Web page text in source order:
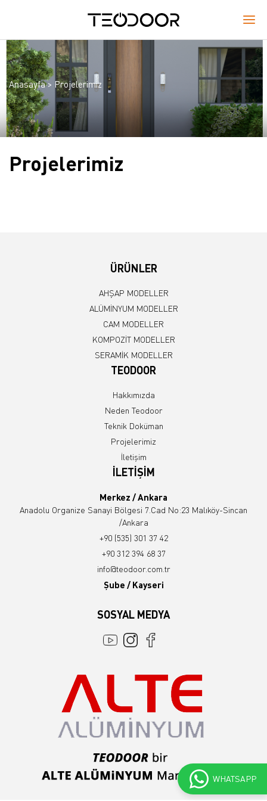
Anasayfa Projelerimiz
Projelerimiz
ÜRÜNLER
AHŞAP MODELLER
ALÜMİNYUM MODELLER
CAM MODELLER
KOMPOZİT MODELLER
SERAMİK MODELLER
TEODOOR
Hakkımızda
Neden Teodoor
Teknik Doküman
Projelerimiz
İletişim
İLETİŞİM
Merkez / Ankara
Anadolu Organize Sanayi Bölgesi 7.Cad No:23 Malıköy-Sincan
/Ankara
+90 (535) 301 37 42
+90 312 394 68 37
info@teodoor.com.tr
Şube / Kayseri
SOSYAL MEDYA
WHATSAPP